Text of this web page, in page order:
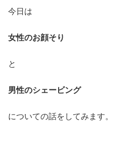
今日は
女性のお顔そり
と
男性のシェービング
についての話をしてみます。